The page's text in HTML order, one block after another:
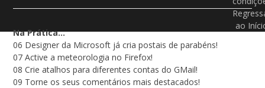
Na Prática…
06 Designer da Microsoft já cria postais de parabéns!
07 Active a meteorologia no Firefox!
08 Crie atalhos para diferentes contas do GMail!
09 Torne os seus comentários mais destacados!
ao